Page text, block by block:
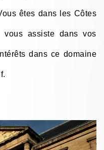
êtes dans les Côtes
vous assiste dans vos
dans ce domaine